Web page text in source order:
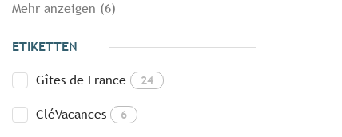
Mehr anzeigen (6)
ETIKETTEN
Gîtes de France 24
CléVacances 6